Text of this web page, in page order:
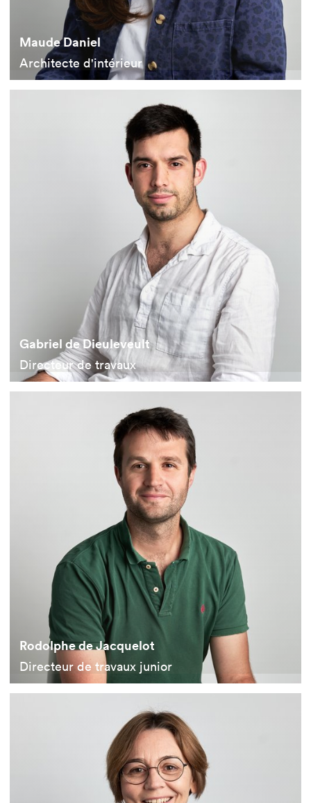
Maude Daniel
Architecte d'intérieur
Gabriel de Dieuleveult
Directeur de travaux
Rodolphe de Jacquelot
Directeur de travaux junior